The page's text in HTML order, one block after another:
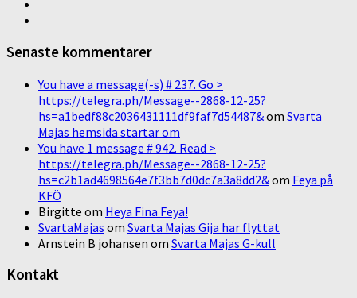
Senaste kommentarer
You have a message(-s) # 237. Go >
https://telegra.ph/Message--2868-12-25?
hs=a1bedf88c2036431111df9faf7d54487&om Svarta
Majas hemsida startar om
You have 1 message # 942. Read >
https://telegra.ph/Message--2868-12-25?
hs=c2b1ad4698564e7f3bb7d0dc7a3a8dd2&om Feya på
KFÖ
Birgitte om Heya Fina Feya!
SvartaMajas om Svarta Majas Gija har flyttat
Arnstein B johansen om Svarta Majas G-kull
Kontakt